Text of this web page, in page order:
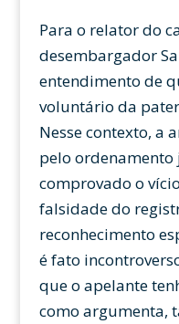
Para o relator do
desembargador
entendimento de
voluntário da
Nesse contexto, a
pelo
comprovado o
falsidade do
reconhecimento
é fato
que o apelante
como argumenta,